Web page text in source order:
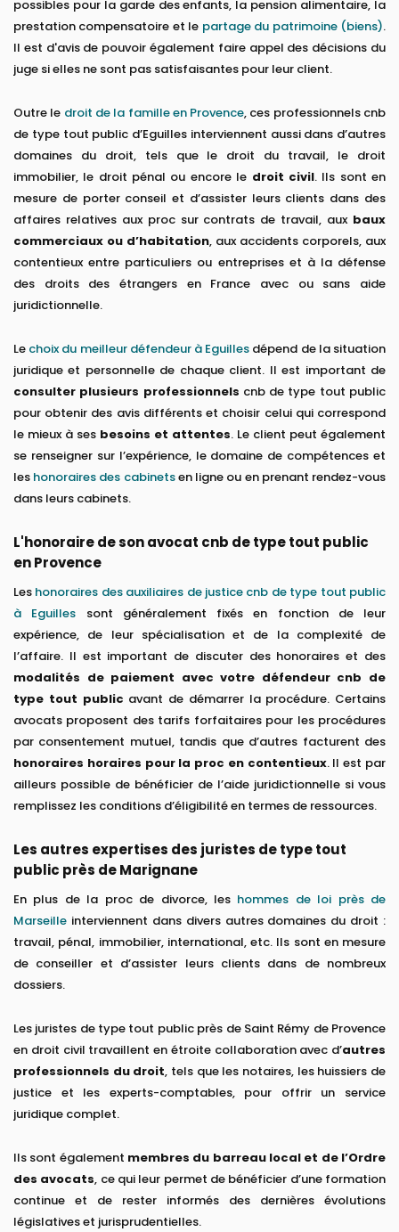
possibles pour la garde des enfants, la pension alimentaire, la
prestation compensatoire et le partage du patrimoine (biens).
Il est d'avis de pouvoir également faire appel des décisions du
juge si elles ne sont pas satisfaisantes pour leur client.
Outre le droit de la famille en Provence, ces professionnels cnb
de type tout public d’Eguilles interviennent aussi dans d’autres
domaines du droit, tels que le droit du travail, le droit
immobilier, le droit pénal ou encore le droit civil. Ils sont en
mesure de porter conseil et d’assister leurs clients dans des
affaires relatives aux proc sur contrats de travail, aux baux
commerciaux ou d’habitation, aux accidents corporels, aux
contentieux entre particuliers ou entreprises et à la défense
des droits des étrangers en France avec ou sans aide
juridictionnelle.
Le choix du meilleur défendeur à Eguilles dépend de la situation
juridique et personnelle de chaque client. Il est important de
consulter plusieurs professionnels cnb de type tout public
pour obtenir des avis différents et choisir celui qui correspond
le mieux à ses besoins et attentes. Le client peut également
se renseigner sur l’expérience, le domaine de compétences et
les honoraires des cabinetsen ligne ou en prenant rendez-vous
dans leurs cabinets.
L'honoraire de son avocat cnb de type tout public
en Provence
Les honoraires des auxiliaires de justice cnb de type tout public
à Eguilles sont généralement fixés en fonction de leur
expérience, de leur spécialisation et de la complexité de
l’affaire. Il est important de discuter des honoraires et des
modalités de paiement avec votre défendeur cnb de
type tout public avant de démarrer la procédure. Certains
avocats proposent des tarifs forfaitaires pour les procédures
par consentement mutuel, tandis que d’autres facturent des
honoraires horaires pour la proc en contentieux. Il est par
ailleurs possible de bénéficier de l’aide juridictionnelle si vous
remplissez les conditions d’éligibilité en termes de ressources.
Les autres expertises des juristes de type tout
public près de Marignane
En plus de la proc de divorce, les hommes de loi près de
Marseille interviennent dans divers autres domaines du droit :
travail, pénal, immobilier, international, etc. Ils sont en mesure
de conseiller et d’assister leurs clients dans de nombreux
dossiers.
Les juristes de type tout public près de Saint Rémy de Provence
en droit civil travaillent en étroite collaboration avec d’autres
professionnels du droit, tels que les notaires, les huissiers de
justice et les experts-comptables, pour offrir un service
juridique complet.
Ils sont également membres du barreau local et de l’Ordre
des avocats, ce qui leur permet de bénéficier d’une formation
continue et de rester informés des dernières évolutions
législatives et jurisprudentielles.